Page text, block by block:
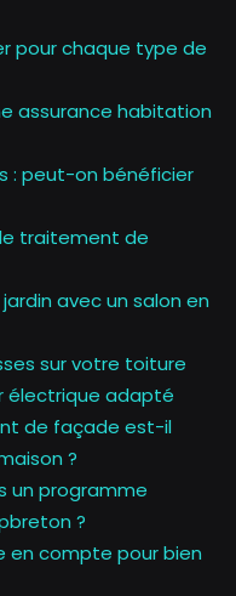
pour chaque type de
assurance habitation
: peut-on bénéficier
traitement de
avec un salon en
sur votre toiture
électrique adapté
de façade est-il
?
un programme
?
en compte pour bien